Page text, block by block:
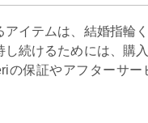
イテムは、結婚指輪
続けるためには、購
の保証やアフターサ